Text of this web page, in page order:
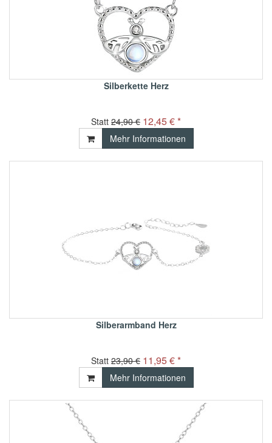
Silberkette Herz
Statt 24,90 € 12,45 € *
Mehr Informationen
Silberarmband Herz
Statt 23,90 € 11,95 € *
Mehr Informationen